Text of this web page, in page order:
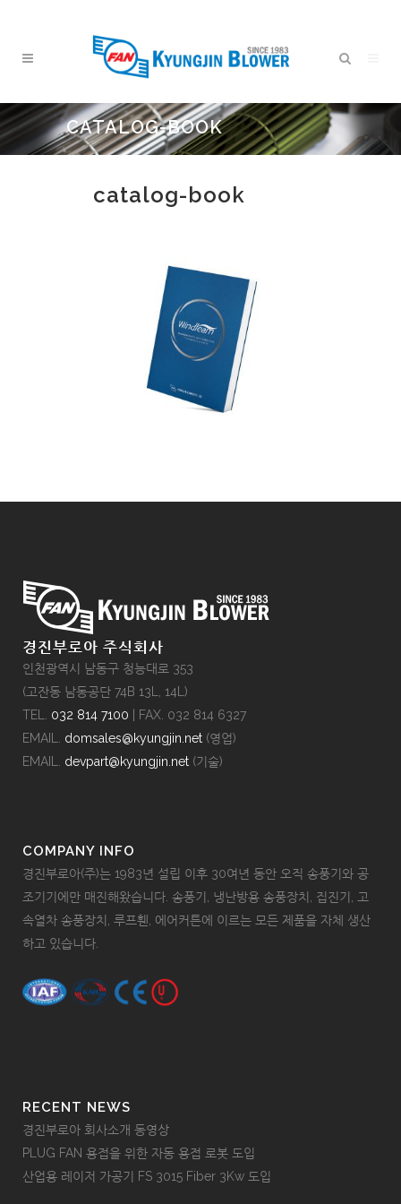
CATALOG-BOOK
catalog-book
경진부로아 주식회사
인천광역시 남동구 청능대로 353
(고잔동 남동공단 74B 13L, 14L)
TEL. 032 814 7100 | FAX. 032 814 6327
EMAIL. domsales@kyungjin.net (영업)
EMAIL. devpart@kyungjin.net (기술)
COMPANY INFO
경진부로아(주)는 1983년 설립 이후 30여년 동안 오직 송풍기와 공
조기기에만 매진해왔습니다. 송풍기, 냉난방용 송풍장치, 집진기, 고
속열차 송풍장치, 루프휀, 에어커튼에 이르는 모든 제품을 자체 생산
하고 있습니다.
RECENT NEWS
경진부로아 회사소개 동영상
PLUG FAN 용접을 위한 자동 용접 로봇 도입
산업용 레이저 가공기 FS 3015 Fiber 3Kw 도입